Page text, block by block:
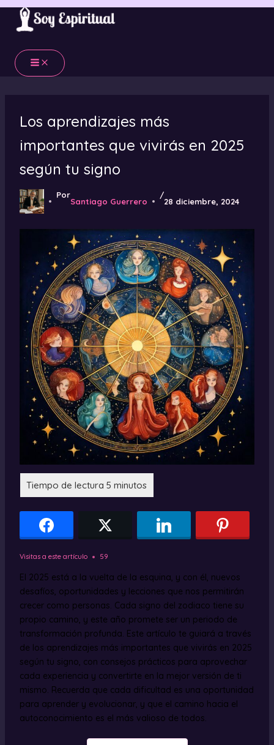
Ir
contenido
Los aprendizajes más
importantes que vivirás en 2025
según tu signo
Por
Santiago Guerrero
/
28 diciembre, 2024
Visitas a este artículo 59
El 2025 está a la vuelta de la esquina, y con él, nuevos
desafíos, oportunidades y lecciones que nos permitirán
crecer como personas. Cada signo del zodiaco tiene su
propio camino, y este año promete ser un periodo de
transformación profunda. Este artículo te guiará a través
de los aprendizajes más importantes que vivirás en 2025
según tu signo, con consejos prácticos para aprovechar
cada experiencia y convertirte en la mejor versión de ti
mismo. Recuerda que cada dificultad es una oportunidad
para aprender y evolucionar, y que el camino hacia el
autoconocimiento es el más valioso de todos.